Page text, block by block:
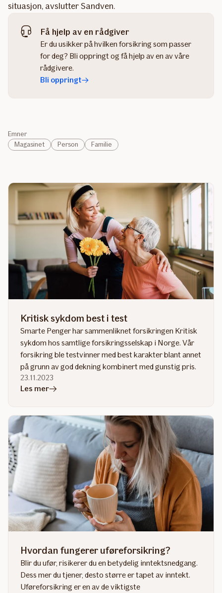
situasjon, avslutter Sandven.
Få hjelp av en rådgiver
Er du usikker på hvilken forsikring som passer
for deg? Bli oppringt og få hjelp av en av våre
rådgivere.
Bli oppringt
Emner
Magasinet
Person Familie
Kritisk sykdom best i test
Smarte Penger har sammenliknet forsikringen Kritisk
sykdom hos samtlige forsikringsselskap i Norge. Vår
forsikring ble testvinner med best karakter blant annet
på grunn av god dekning kombinert med gunstig pris.
23.11.2023
Les meri
sykdom
best
test
Hvordan fungerer uføreforsikring?
Blir du ufør, risikerer du en betydelig inntektsnedgang.
Dess mer du tjener, desto større er tapet av inntekt.
Uføreforsikring er en av de viktigste